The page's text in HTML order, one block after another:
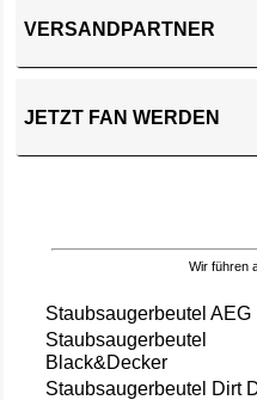
VERSANDPARTNER
JETZT FAN WERDEN
Wir führen
Staubsaugerbeutel AEG
Staubsaugerbeutel
Black&Decker
Staubsaugerbeutel Dirt